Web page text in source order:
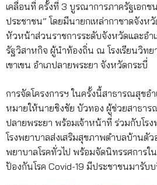
เคลื่อนที่ ครั้งที่ 3 บูรณาการภาครัฐเอก
ประชาชน” โดยมีนายกเหล่ากาชาดจัง
หัวหน้าส่วนราชการระดับจังหวัดและอ
รัฐวิสาหกิจ ผู้นำท้องถิ่น ณ โรงเรียนวิท
เขาเขน อำเภปลายพระยา จังหวัดกระบี่
การจัดโครงการฯ ในครั้งนี้สาธารณสุขอ
หมายให้นายชิงชัย บัวทอง ผู้ช่วยสาธาร
ปลายพระยา พร้อมเจ้าหน้าที่ ร่วมกับโร
โรงพยาบาลส่งเสริมสุขภาพตำบลบ้านตั
พยาบาลโรคทั่วไป พร้อมจัดนิทรรศการใ
ปัองกันโรค Covid-19 มีประชาชนมารั